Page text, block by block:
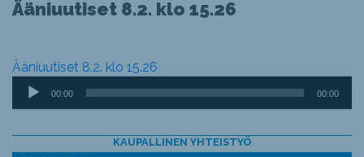
Ääniuutiset 8.2. klo 15.26
Ääniuutiset 8.2. klo 15.26
Äänitoistin
00:00 00:00
KAUPALLINEN YHTEISTYÖ